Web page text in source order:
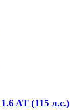
AT (115 л.с.)